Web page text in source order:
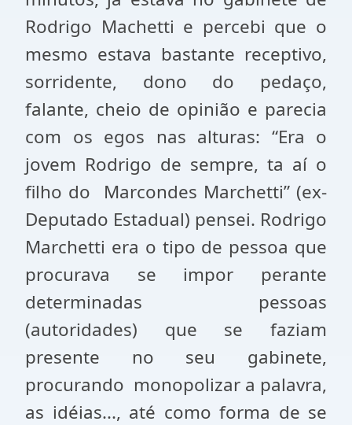
Rodrigo Machetti e percebi que o
mesmo estava bastante receptivo,
sorridente, dono do pedaço,
falante, cheio de opinião e parecia
com os egos nas alturas: “Era o
jovem Rodrigo de sempre, ta aí o
filho do Marcondes Marchetti” (ex-
Deputado Estadual) pensei. Rodrigo
Marchetti era o tipo de pessoa que
procurava se impor perante
determinadas pessoas
(autoridades) que se faziam
presente no seu gabinete,
procurando monopolizar a palavra,
as idéias..., até como forma de se